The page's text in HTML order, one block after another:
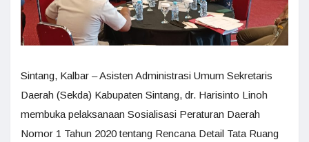
Sintang, Kalbar – Asisten Administrasi Umum Sekretaris
Daerah (Sekda) Kabupaten Sintang, dr. Harisinto Linoh
membuka pelaksanaan Sosialisasi Peraturan Daerah
Nomor 1 Tahun 2020 tentang Rencana Detail Tata Ruang